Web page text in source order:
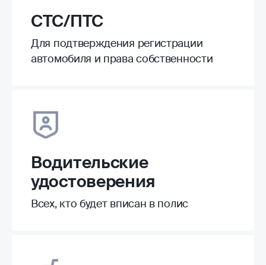
СТС/ПТС
Для подтверждения регистрации
автомобиля и права собственности
Водительские
удостоверения
Всех, кто будет вписан в полис